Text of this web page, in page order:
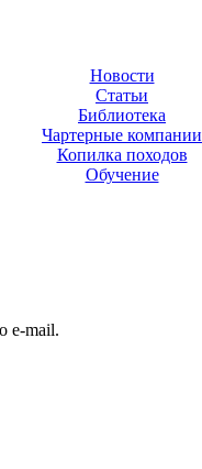
Новости
Статьи
Библиотека
Чартерные компании
Копилка походов
Обучение
e-mail.